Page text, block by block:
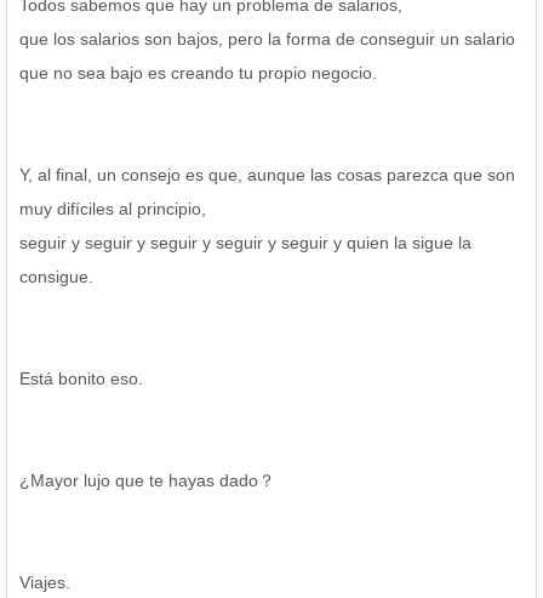
Todos sabemos que hay un problema de salarios,
que los salarios son bajos, pero la forma de conseguir un salario
que no sea bajo es creando tu propio negocio.
Y, al final, un consejo es que, aunque las cosas parezca que son
muy difíciles al principio,
seguir y seguir y seguir y seguir y seguir y quien la sigue la
consigue.
Está bonito eso.
¿Mayor lujo que te hayas dado？
Viajes.